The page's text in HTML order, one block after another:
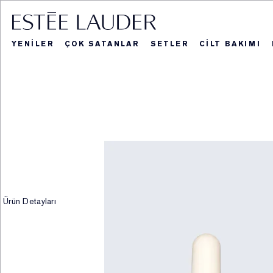
YENİLER ÇOK SATANLAR SETLER CİLT BAKIMI
Ürün Detayları